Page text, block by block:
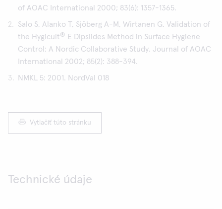
of AOAC International 2000; 83(6): 1357-1365.
Salo S, Alanko T, Sjöberg A-M, Wirtanen G. Validation of
the Hygicult®
E Dipslides Method in Surface Hygiene
Control: A Nordic Collaborative Study. Journal of AOAC
International 2002; 85(2): 388-394.
NMKL 5: 2001. NordVal 018
Vytlačiť túto stránku
Technické údaje